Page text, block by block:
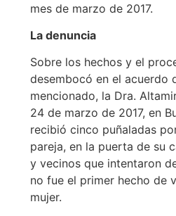
mes de marzo de 2017.
La denuncia
Sobre los hechos y el
desembocó en el acuerdo
mencionado, la Dra.
24 de marzo de 2017, en
recibió cinco puñaladas
pareja, en la puerta de su
y vecinos que intentaron
no fue el primer hecho de
mujer.